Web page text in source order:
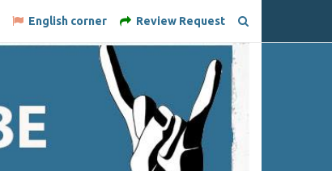
English corner Review Request